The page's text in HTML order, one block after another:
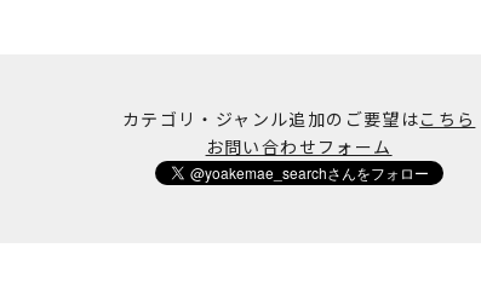
カテゴリ・ジャンル追加のご要望はこちら
お問い合わせフォーム